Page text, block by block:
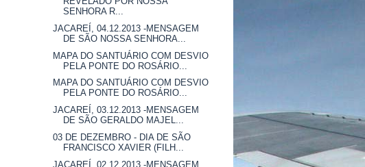
SENHORA R...
JACAREÍ, 04.12.2013 -MENSAGEM
DE SÃO NOSSA SENHORA...
MAPA DO SANTUÁRIO COM DESVIO
PELA PONTE DO ROSÁRIO...
MAPA DO SANTUÁRIO COM DESVIO
PELA PONTE DO ROSÁRIO...
JACAREÍ, 03.12.2013 -MENSAGEM
DE SÃO GERALDO MAJEL...
03 DE DEZEMBRO - DIA DE SÃO
FRANCISCO XAVIER (FILH...
JACAREÍ, 02.12.2013 -MENSAGEM